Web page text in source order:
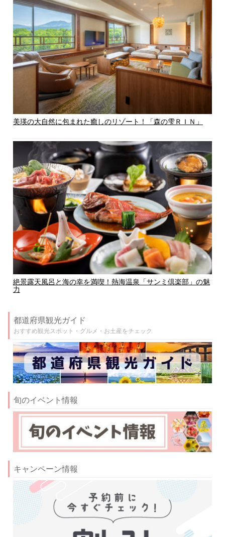
美瑛の大自然に包まれた癒しのリゾート！「森の雫ＲＩＮ」
絶景露天風呂と海の幸を満喫！熱海温泉「サンミ倶楽部」の魅
力
都道府県観光ガイド
おすすめ観光スポット・グルメ・お土産をチェック
旬のイベント情報
キャンペーン情報